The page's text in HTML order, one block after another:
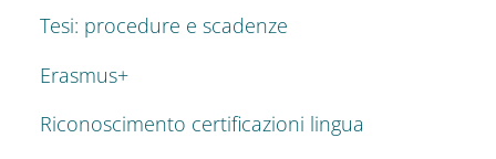
Tesi: procedure e scadenze
Erasmus+
Riconoscimento certificazioni lingua